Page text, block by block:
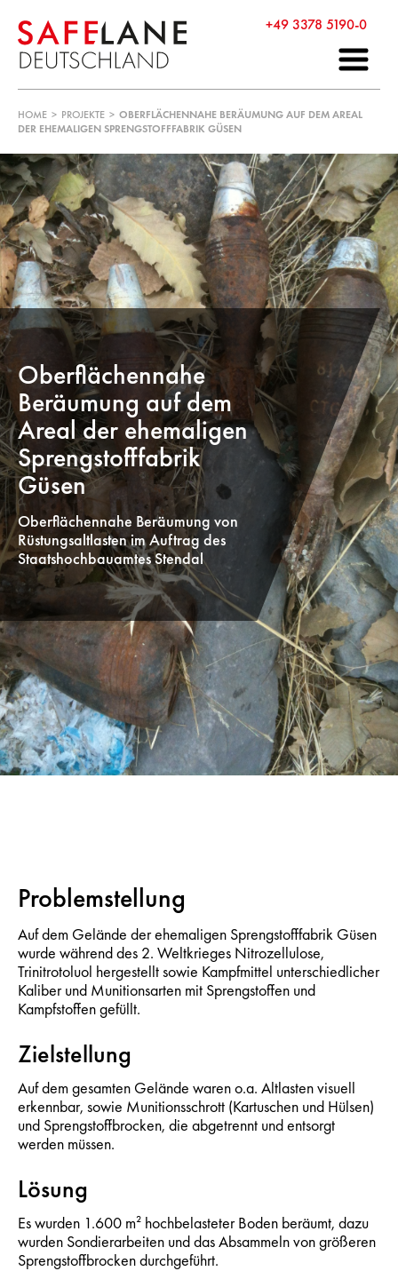
+49 3378 5190-0
HOME > PROJEKTE > OBERFLÄCHENNAHE BERÄUMUNG AUF DEM AREAL
DER EHEMALIGEN SPRENGSTOFFFABRIK GÜSEN
Oberflächennahe
Beräumung auf dem
Areal der ehemaligen
Sprengstofffabrik
Güsen
Oberflächennahe Beräumung von
Rüstungsaltlasten im Auftrag des
Staatshochbauamtes Stendal
Problemstellung
Auf dem Gelände der ehemaligen Sprengstofffabrik Güsen
wurde während des 2. Weltkrieges Nitrozellulose,
Trinitrotoluol hergestellt sowie Kampfmittel unterschiedlicher
Kaliber und Munitionsarten mit Sprengstoffen und
Kampfstoffen gefüllt.
Zielstellung
Auf dem gesamten Gelände waren o.a. Altlasten visuell
erkennbar, sowie Munitionsschrott (Kartuschen und Hülsen)
und Sprengstoffbrocken, die abgetrennt und entsorgt
werden müssen.
Lösung
Es wurden 1.600 m² hochbelasteter Boden beräumt, dazu
wurden Sondierarbeiten und das Absammeln von größeren
Sprengstoffbrocken durchgeführt.